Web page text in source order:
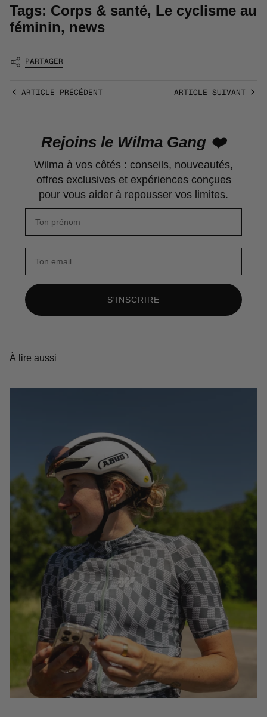
Tags: Corps & santé, Le cyclisme au
féminin, news
PARTAGER
ARTICLE SUIVANT
ARTICLE PRÉCÉDENT
Rejoins le Wilma Gang ❤️
Wilma à vos côtés : conseils, nouveautés,
offres exclusives et expériences conçues
pour vous aider à repousser vos limites.
S'INSCRIRE
À lire aussi